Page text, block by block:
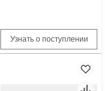
Узнать о поступлении